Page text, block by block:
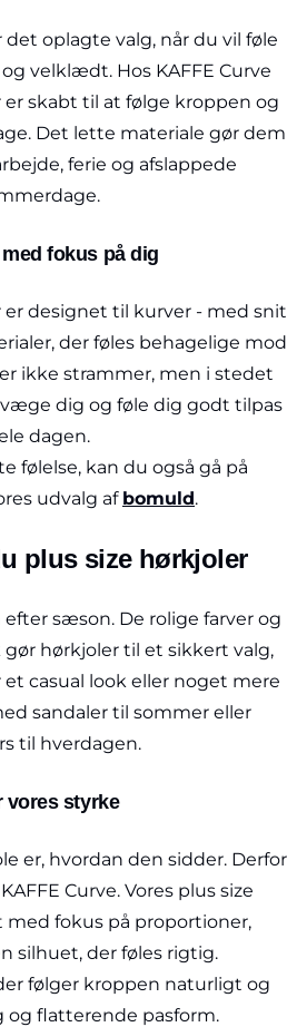
det oplagte valg, når du vil føle
velklædt. Hos KAFFE Curve
skabt til at følge kroppen og
Det lette materiale gør dem
ferie og afslappede
fokus på dig
er designet til kurver - med snit
der føles behagelige mod
ikke strammer, men i stedet
dig og føle dig godt tilpas
dagen.
følelse, kan du også gå på
udvalg af bomuld.
plus size hørkjoler
sæson. De rolige farver og
hørkjoler til et sikkert valg,
casual look eller noget mere
sandaler til sommer eller
til hverdagen.
vores styrke
er, hvordan den sidder. Derfor
Curve. Vores plus size
med fokus på proportioner,
silhuet, der føles rigtig.
følger kroppen naturligt og
og flatterende pasform.